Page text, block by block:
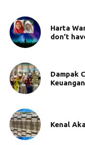
Harta
don’t
Dampak
Kenal